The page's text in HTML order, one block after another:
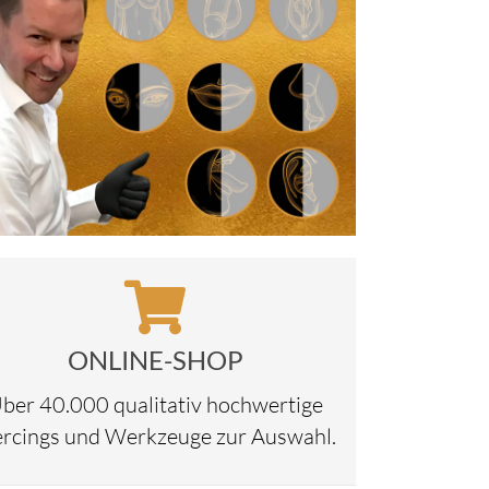
ONLINE-SHOP
40.000 qualitativ hochwertige
und Werkzeuge zur Auswahl.